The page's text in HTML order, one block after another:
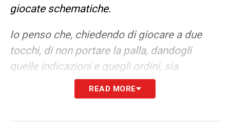
giocate schematiche.
Io penso che, chiedendo di giocare a due
tocchi, di non portare la palla, dandogli
quelle indicazioni e quegli ordini, sia
limitante per quanto riguarda la la qualità dei
giocatori. E’ una cosa che magari favorisce i
READ MORE